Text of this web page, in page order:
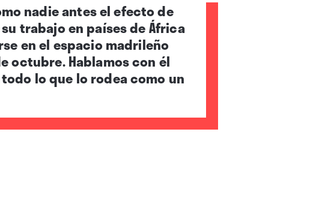
nadie antes el efecto de
trabajo en países de África
en el espacio madrileño
octubre. Hablamos con él
lo que lo rodea como un